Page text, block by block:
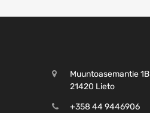
Muuntoasemantie 1B
21420 Lieto
+358 44 9446906